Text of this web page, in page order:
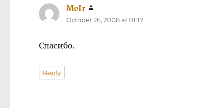
MeIr
October 26, 2008 at 01:17
Спасибо.
Reply